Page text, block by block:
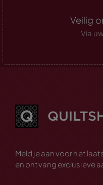
Veilig
Via
Meld je aan voor het
en ontvang exclusieve